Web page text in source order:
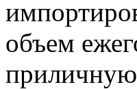
объем